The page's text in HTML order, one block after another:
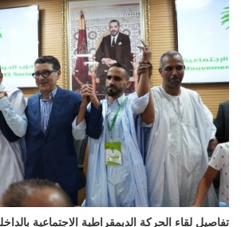
تفاصيل لقاء الحركة الديمقراطية الاجتماعية